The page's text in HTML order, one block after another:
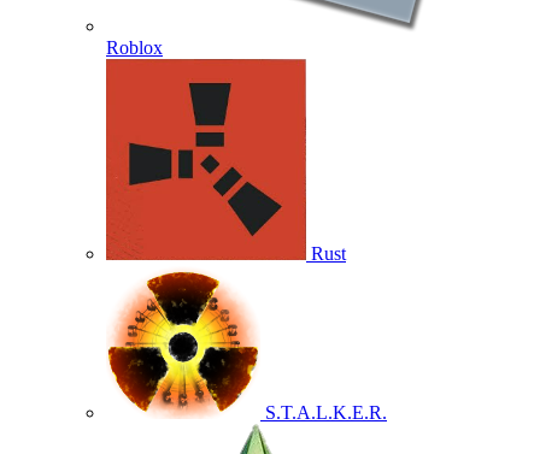
Roblox
Rust
S.T.A.L.K.E.R.